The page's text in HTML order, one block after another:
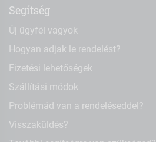
Segítség
Új ügyfél vagyok
Hogyan adjak le rendelést?
Fizetési lehetőségek
Szállítási módok
Problémád van a rendeléseddel?
Visszaküldés?